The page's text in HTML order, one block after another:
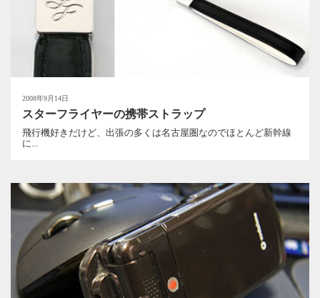
2008年9月14日
スターフライヤーの携帯ストラップ
飛行機好きだけど、出張の多くは名古屋圏なのでほとんど新幹線
に...